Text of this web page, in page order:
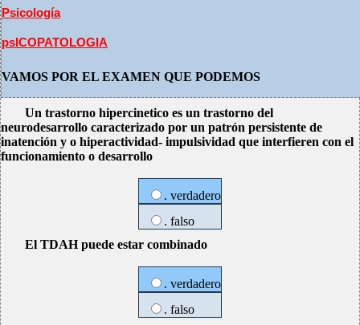
Psicología
psICOPATOLOGIA
VAMOS POR EL EXAMEN QUE PODEMOS
Un trastorno hipercinetico es un trastorno del
neurodesarrollo caracterizado por un patrón persistente de
inatención y o hiperactividad- impulsividad que interfieren con el
funcionamiento o desarrollo
. verdadero
. falso
El TDAH puede estar combinado
. verdadero
. falso